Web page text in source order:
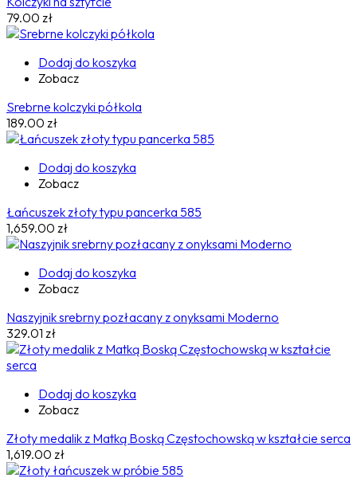
79.00 zł
Dodaj do koszyka
Zobacz
Srebrne kolczyki półkola
189.00 zł
Dodaj do koszyka
Zobacz
Łańcuszek złoty typu pancerka 585
1,659.00 zł
Dodaj do koszyka
Zobacz
Naszyjnik srebrny pozłacany z onyksami Moderno
329.01 zł
Dodaj do koszyka
Zobacz
Złoty medalik z Matką Boską Częstochowską w kształcie serca
1,619.00 zł